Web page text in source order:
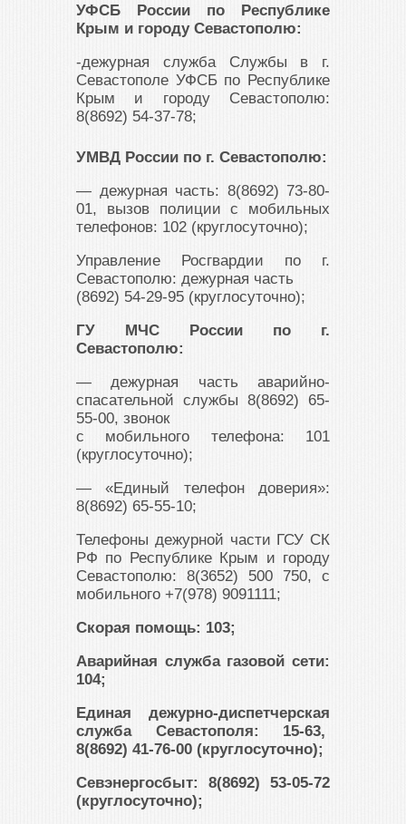
УФСБ России по Республике
Крым и городу Севастополю:
-дежурная служба Службы в г.
Севастополе УФСБ по Республике
Крым и городу Севастополю:
8(8692) 54-37-78;
УМВД России по г. Севастополю:
— дежурная часть: 8(8692) 73-80-
01, вызов полиции с мобильных
телефонов: 102 (круглосуточно);
Управление Росгвардии по г.
Севастополю: дежурная часть
(8692) 54-29-95 (круглосуточно);
ГУ МЧС России по г.
Севастополю:
— дежурная часть аварийно-
спасательной службы 8(8692) 65-
55-00, звонок
с мобильного телефона: 101
(круглосуточно);
— «Единый телефон доверия»:
8(8692) 65-55-10;
Телефоны дежурной части ГСУ СК
РФ по Республике Крым и городу
Севастополю: 8(3652) 500 750, с
мобильного +7(978) 9091111;
Скорая помощь: 103;
Аварийная служба газовой сети:
104;
Единая дежурно-диспетчерская
служба Севастополя: 15-63,
8(8692) 41-76-00 (круглосуточно);
Севэнергосбыт: 8(8692) 53-05-72
(круглосуточно);